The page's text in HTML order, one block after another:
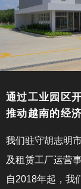
通过工业园区
推动越南的经济
我们驻守胡志明
及租赁工厂运营事
自2018年起，我